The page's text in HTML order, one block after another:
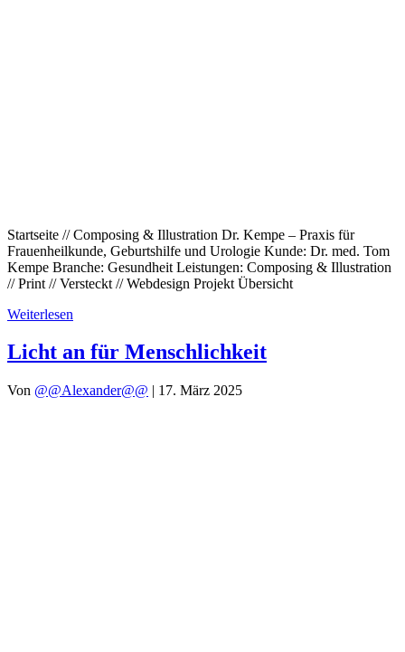
Startseite // Composing & Illustration Dr. Kempe – Praxis für
Frauenheilkunde, Geburtshilfe und Urologie Kunde: Dr. med. Tom
Kempe Branche: Gesundheit Leistungen: Composing & Illustration
// Print // Versteckt // Webdesign Projekt Übersicht
Weiterlesen
Licht an für Menschlichkeit
Von @@Alexander@@ | 17. März 2025